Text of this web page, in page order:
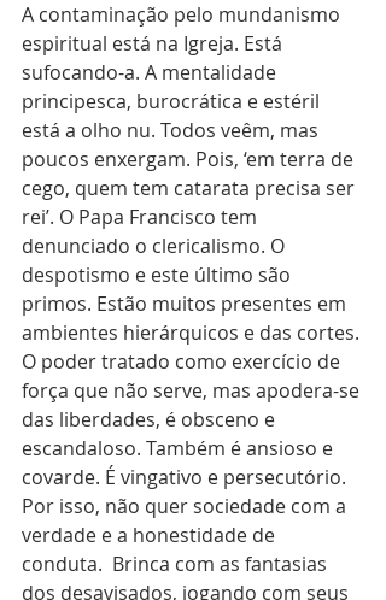
A contaminação pelo mundanismo
espiritual está na Igreja. Está
sufocando-a. A mentalidade
principesca, burocrática e estéril
está a olho nu. Todos veêm, mas
poucos enxergam. Pois, ‘em terra de
cego, quem tem catarata precisa ser
rei’. O Papa Francisco tem
denunciado o clericalismo. O
despotismo e este último são
primos. Estão muitos presentes em
ambientes hierárquicos e das cortes.
O poder tratado como exercício de
força que não serve, mas apodera-se
das liberdades, é obsceno e
escandaloso. Também é ansioso e
covarde. É vingativo e persecutório.
Por isso, não quer sociedade com a
verdade e a honestidade de
conduta.  Brinca com as fantasias
dos desavisados, jogando com seus